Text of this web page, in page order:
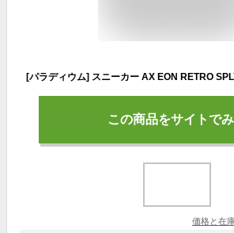
この商品をサイトで
価格と在